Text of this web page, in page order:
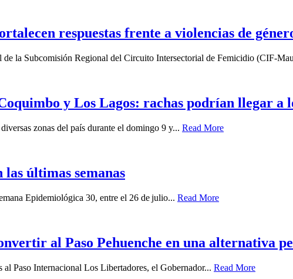
respuestas frente a violencias de
de la Subcomisión Regional del Circuito Intersectorial de Femicidio (CIF-
y Los Lagos: rachas podrían llegar a
zonas del país durante el domingo 9 y... Read More
las últimas semanas
Epidemiológica 30, entre el 26 de julio... Read More
al Paso Pehuenche en una alternativa
Paso Internacional Los Libertadores, el Gobernador... Read More